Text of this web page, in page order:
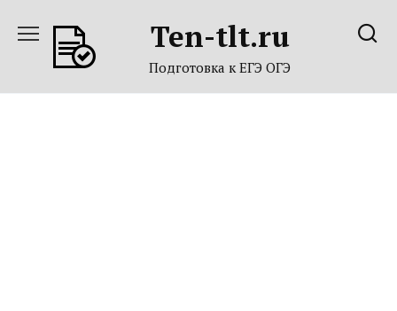
содержанию
Ten-tlt.ru
Подготовка к ЕГЭ ОГЭ